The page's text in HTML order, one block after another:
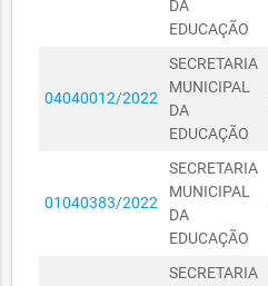
DA
EDUCAÇÃO
04040012/2022
SECRETARIA
MUNICIPAL
DA
EDUCAÇÃO
01040383/2022
SECRETARIA
MUNICIPAL
DA
EDUCAÇÃO
SECRETARIA